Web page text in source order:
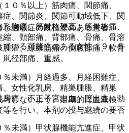
過敏症の既往歴のある患者。
いる可能性のある女性〔９．５
しないよう、定期的に血液検
を行い、本剤の投与継続の要否
０％以上）筋肉痛、関節痛、
症、関節炎、関節可動域低下、関
胸痛、筋骨格硬直、筋骨格痛、
、頸部痛、背部痛、骨痛、骨溶
瘤、線維筋痛、側腹部痛、軟骨
径部痛、重感。
未満）月経過多、月経困難症、
女性化乳房、精巣腫脹、精巣
痛、不正子宮出血、膣出血、勃
未満）甲状腺機能亢進症、甲状